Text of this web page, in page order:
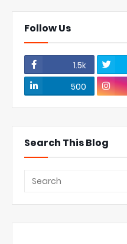
Follow Us
1.5k
500
Search This Blog